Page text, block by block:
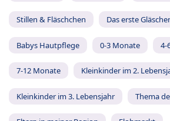
Stillen & Fläschchen Das erste
Babys Hautpflege 0-3 Monate 4-
7-12 Monate Kleinkinder im 2.
Kleinkinder im 3. Lebensjahr Thema